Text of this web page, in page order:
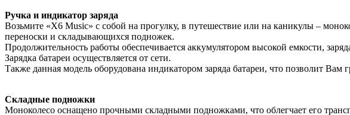
Ручка и индикатор заряда
Возьмите «X6 Music» с собой на прогулку, в путешествие или на каникулы –
переноски и складывающихся подножек.
Продолжительность работы обеспечивается аккумулятором высокой емкости,
Зарядка батареи осуществляется от сети.
Также данная модель оборудована индикатором заряда батареи, что позволит Вам
Складные подножки
Моноколесо оснащено прочными складными подножками, что облегчает его